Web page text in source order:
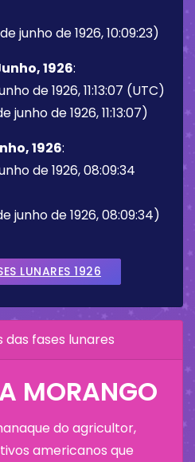
junho de 1926, 10:09:23)
1926:
de 1926, 11:13:07 (UTC)
junho de 1926, 11:13:07)
1926:
de 1926, 08:09:34
junho de 1926, 08:09:34)
LUNARES 1926
das fases lunares
MORANGO
do agricultor,
americanos que